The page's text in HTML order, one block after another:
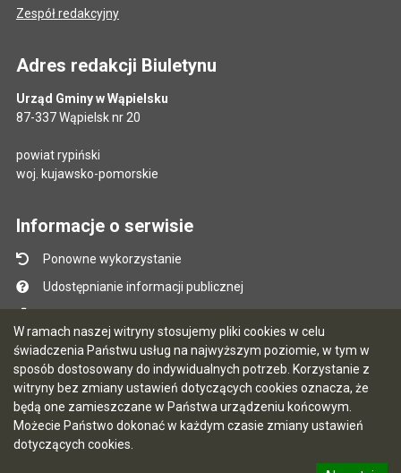
W ramach naszej witryny stosujemy pliki cookies w celu
świadczenia Państwu usług na najwyższym poziomie, w tym w
sposób dostosowany do indywidualnych potrzeb. Korzystanie z
witryny bez zmiany ustawień dotyczących cookies oznacza, że
będą one zamieszczane w Państwa urządzeniu końcowym.
Możecie Państwo dokonać w każdym czasie zmiany ustawień
dotyczących cookies.
Zespół redakcyjny
Adres redakcji Biuletynu
Urząd Gminy w Wąpielsku
87-337 Wąpielsk nr 20
powiat rypiński
woj. kujawsko-pomorskie
Informacje o serwisie
Ponowne wykorzystanie
Udostępnianie informacji publicznej
Mapa serwisu
Instrukcja obsługi
Statystyki oglądalności
Ostatnio dodane
Ostatnia aktualizacja BIP: 06.08.2026 10:47